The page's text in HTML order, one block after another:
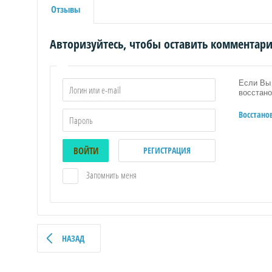
Отзывы
Авторизуйтесь, чтобы оставить
ВОЙТИ РЕГИСТРАЦИЯ
Запомнить меня
Если Вы
НАЗАД